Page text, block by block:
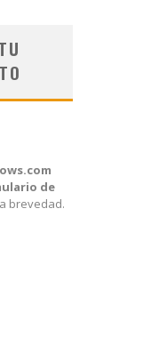
de
brevedad.